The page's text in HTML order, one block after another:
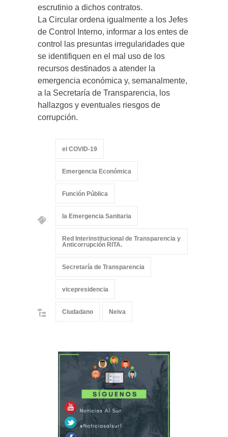
escrutinio a dichos contratos.
La Circular ordena igualmente a los Jefes
de Control Interno, informar a los entes de
control las presuntas irregularidades que
se identifiquen en el mal uso de los
recursos destinados a atender la
emergencia económica y, semanalmente,
a la Secretaría de Transparencia, los
hallazgos y eventuales riesgos de
corrupción.
el COVID-19
Emergencia Económica
Función Pública
la Emergencia Sanitaria
Red Interinstitucional de Transparencia y
Anticorrupción RITA.
Secretaría de Transparencia
vicepresidencia
Ciudadano Neiva